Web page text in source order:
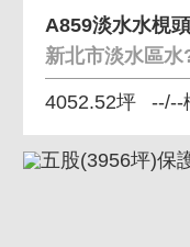
新北市淡水區水
4052.52坪 --/--